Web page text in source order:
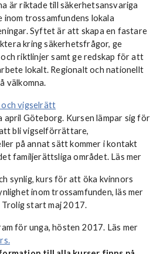
är riktade till säkerhetsansvariga
inom trossamfundens lokala
Syftet är att skapa en fastare
kring säkerhetsfrågor, ge
och riktlinjer samt ge redskap för att
lokalt. Regionalt och nationellt
välkomna.
vigselrätt
april Göteborg. Kursen lämpar sig för
bli vigselförrättare,
på annat sätt kommer i kontakt
familjerättsliga området. Läs mer
synlig, kurs för att öka kvinnors
inom trossamfunden, läs mer
Trolig start maj 2017.
för unga, hösten 2017. Läs mer